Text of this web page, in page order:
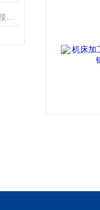
通风与空调工程施工中当采用软连接时的做法说明